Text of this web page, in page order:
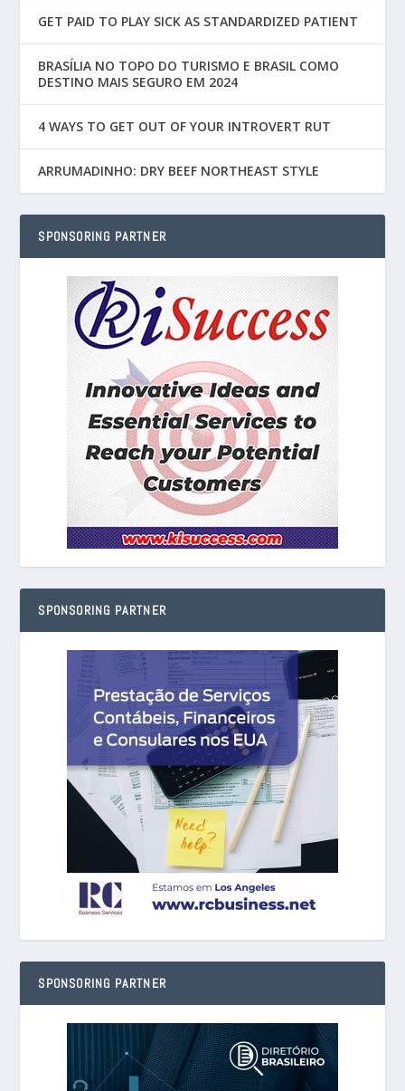
GET PAID TO PLAY SICK AS STANDARDIZED PATIENT
BRASÍLIA NO TOPO DO TURISMO E BRASIL COMO
DESTINO MAIS SEGURO EM 2024
4 WAYS TO GET OUT OF YOUR INTROVERT RUT
ARRUMADINHO: DRY BEEF NORTHEAST STYLE
SPONSORING PARTNER
SPONSORING PARTNER
SPONSORING PARTNER